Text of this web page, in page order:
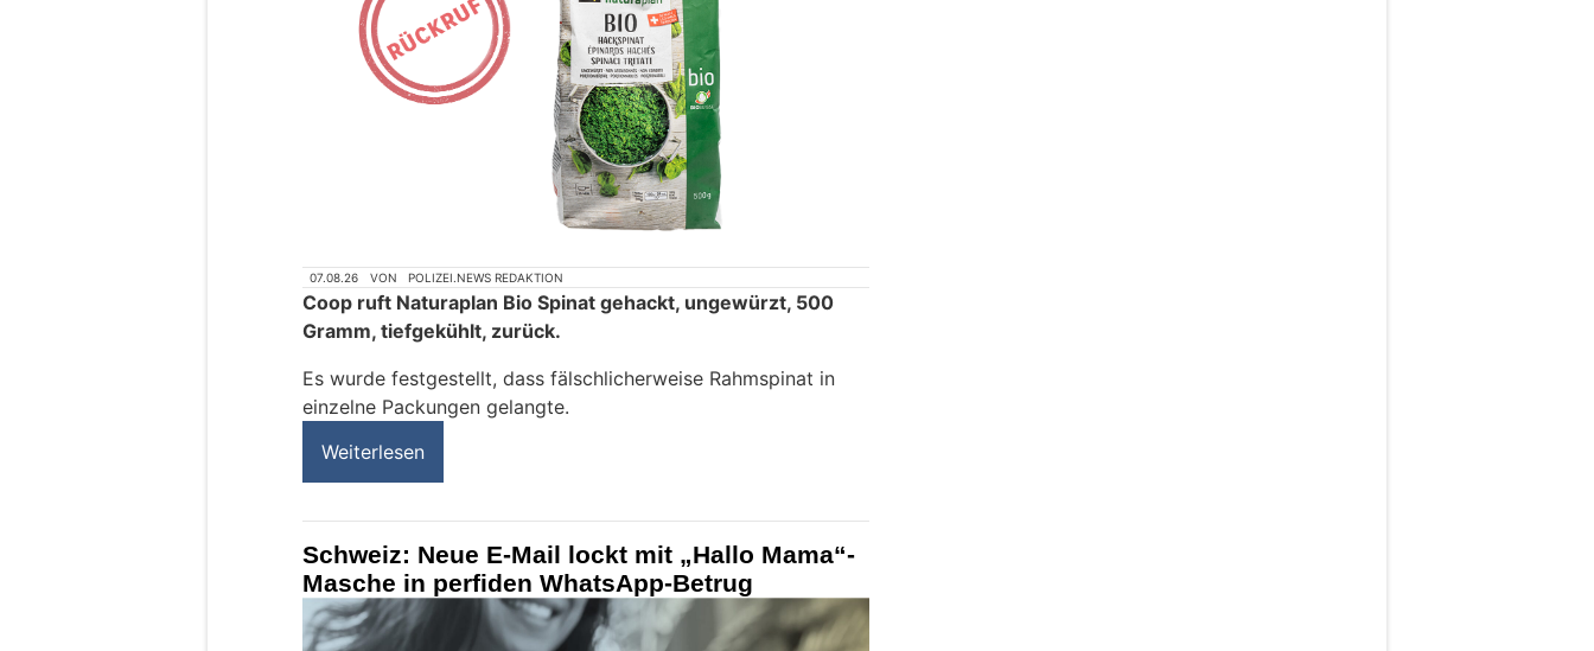
07.08.26 VON POLIZEI.NEWS REDAKTION
Coop ruft Naturaplan Bio Spinat gehackt, ungewürzt, 500
Gramm, tiefgekühlt, zurück.
Es wurde festgestellt, dass fälschlicherweise Rahmspinat in
einzelne Packungen gelangte.
Weiterlesen
Schweiz: Neue E-Mail lockt mit „Hallo Mama“-
Masche in perfiden WhatsApp-Betrug